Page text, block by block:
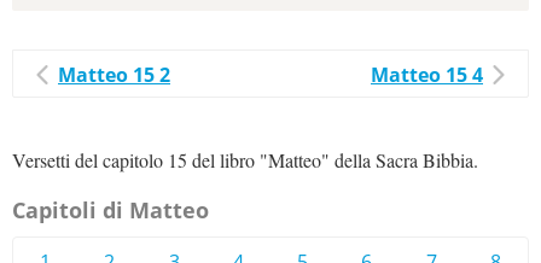
Matteo 15 2 Matteo 15 4
Versetti del capitolo 15 del libro "Matteo" della Sacra Bibbia.
Capitoli di Matteo